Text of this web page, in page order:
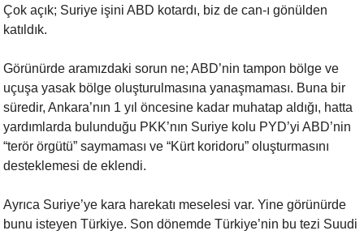
Çok açık; Suriye işini ABD kotardı, biz de can-ı gönülden
katıldık.
Görünürde aramızdaki sorun ne; ABD’nin tampon bölge ve
uçuşa yasak bölge oluşturulmasına yanaşmaması. Buna bir
süredir, Ankara’nın 1 yıl öncesine kadar muhatap aldığı, hatta
yardımlarda bulunduğu PKK’nın Suriye kolu PYD’yi ABD’nin
“terör örgütü” saymaması ve “Kürt koridoru” oluşturmasını
desteklemesi de eklendi.
Ayrıca Suriye’ye kara harekatı meselesi var. Yine görünürde
bunu isteyen Türkiye. Son dönemde Türkiye’nin bu tezi Suudi